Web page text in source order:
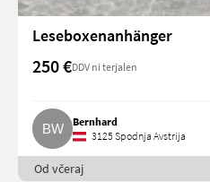
Leseboxenanhänger
250 €DDV ni terjalen
Bernhard
3125 Spodnja Avstrija
Od včeraj